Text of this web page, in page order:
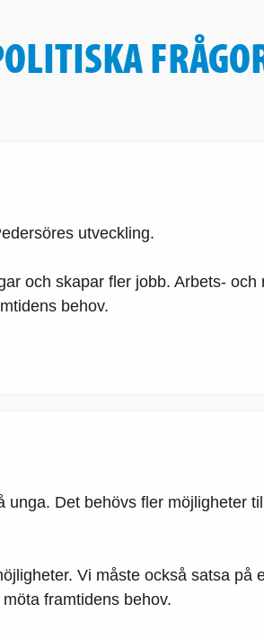
utveckling.
och skapar fler jobb. Arbets-
behov.
Det behövs fler möjligheter
Vi måste också satsa på
framtidens behov.